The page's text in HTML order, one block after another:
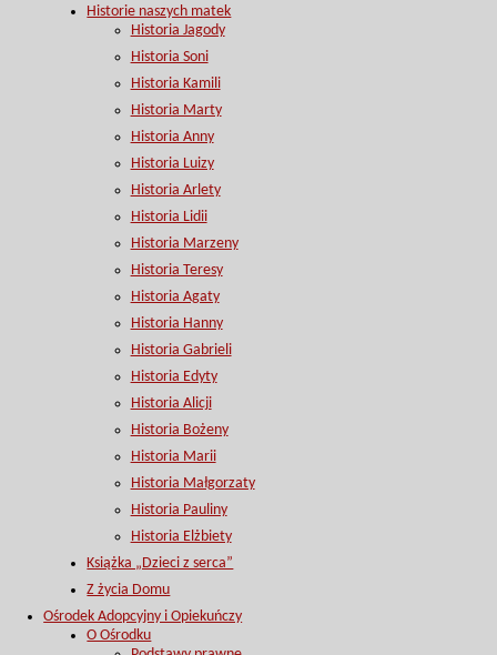
Historie naszych matek
Historia Jagody
Historia Soni
Historia Kamili
Historia Marty
Historia Anny
Historia Luizy
Historia Arlety
Historia Lidii
Historia Marzeny
Historia Teresy
Historia Agaty
Historia Hanny
Historia Gabrieli
Historia Edyty
Historia Alicji
Historia Bożeny
Historia Marii
Historia Małgorzaty
Historia Pauliny
Historia Elżbiety
Książka „Dzieci z serca”
Z życia Domu
Ośrodek Adopcyjny i Opiekuńczy
O Ośrodku